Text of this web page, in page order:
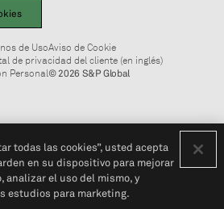
de UsoAviso de Cookie
de privacidad del cliente (en inglés)
Personal© 2026 S&P Global
todas las cookies”, usted acepta
en su dispositivo para mejorar
analizar el uso del mismo, y
estudios para marketing.